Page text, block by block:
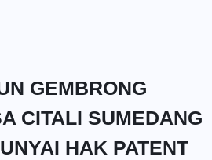
GEMBRONG
CITALI SUMEDANG
HAK PATENT